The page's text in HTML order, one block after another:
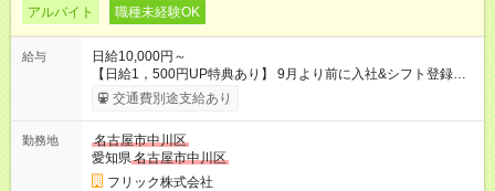
アルバイト 職種未経験OK
給与
日給10,000円～
【日給1，500円UP特典あり】 9月より前に入社&シフト登録す
ると 期間中(9/16~10/23) の日給がUP! 日給1万1500円でしっか
り稼げます♪ 【試用期間】試用期間なし
交通費別途支給あり
勤務地
名古屋市中川区
愛知県名古屋市中川区
フリック株式会社